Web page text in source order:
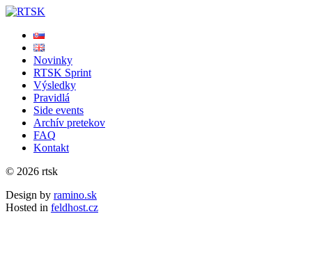
Novinky
RTSK Sprint
Výsledky
Pravidlá
Side events
Archív pretekov
FAQ
Kontakt
© 2026 rtsk
Design by ramino.sk
Hosted in feldhost.cz